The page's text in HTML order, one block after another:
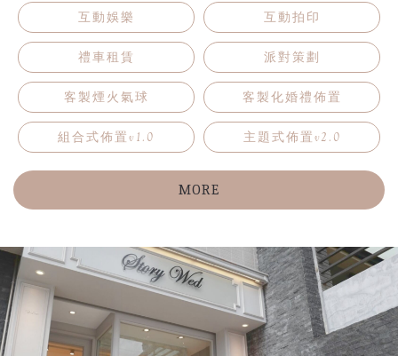
互動娛樂 互動拍印
禮車租賃 派對策劃
客製煙火氣球 客製化婚禮佈置
組合式佈置v1.0 主題式佈置v2.0
MORE